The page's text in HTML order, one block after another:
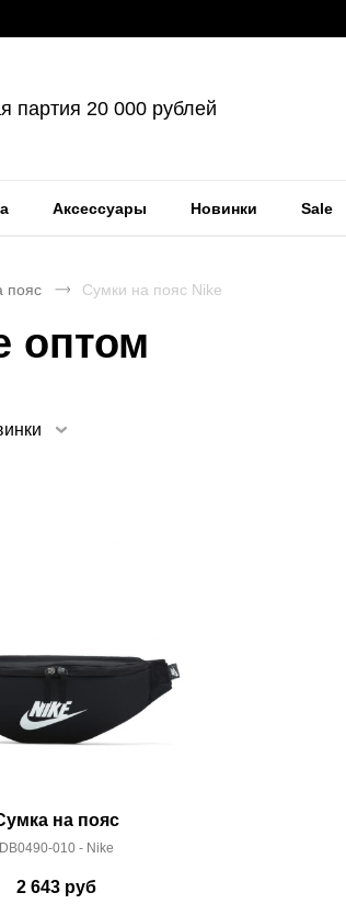
партия 20 000 рублей
Аксессуары Новинки Sale
пояс Сумки на пояс Nike
оптом
на пояс
DB0490-010 - Nike
2 643руб